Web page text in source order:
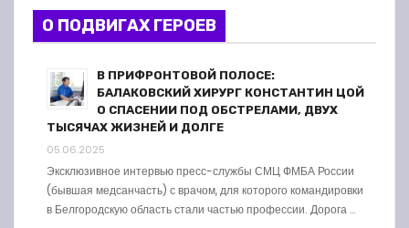
О ПОДВИГАХ ГЕРОЕВ
В ПРИФРОНТОВОЙ ПОЛОСЕ:
БАЛАКОВСКИЙ ХИРУРГ КОНСТАНТИН ЦОЙ
О СПАСЕНИИ ПОД ОБСТРЕЛАМИ, ДВУХ
ТЫСЯЧАХ ЖИЗНЕЙ И ДОЛГЕ
05.06.2025
Эксклюзивное интервью пресс-службы СМЦ ФМБА России
(бывшая медсанчасть) с врачом, для которого командировки
в Белгородскую область стали частью профессии. Дорога …